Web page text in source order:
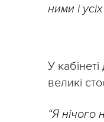
ними і
У
великі
“Я